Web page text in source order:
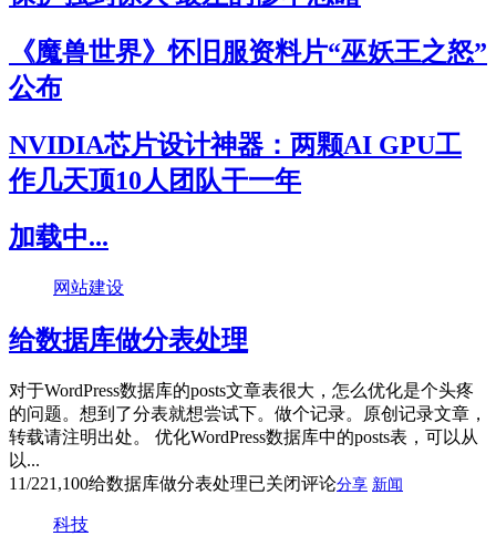
《魔兽世界》怀旧服资料片“巫妖王之怒”
公布
NVIDIA芯片设计神器：两颗AI GPU工
作几天顶10人团队干一年
加载中...
网站建设
给数据库做分表处理
对于WordPress数据库的posts文章表很大，怎么优化是个头疼
的问题。想到了分表就想尝试下。做个记录。原创记录文章，
转载请注明出处。 优化WordPress数据库中的posts表，可以从
以...
11/221,100给数据库做分表处理已关闭评论分享 新闻
科技